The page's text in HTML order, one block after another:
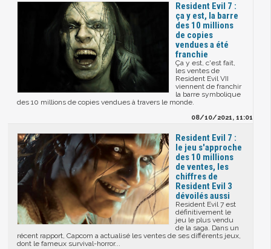
Resident Evil 7 :
ça y est, la barre
des 10 millions
de copies
vendues a été
franchie
Ça y est, c'est fait,
les ventes de
Resident Evil VII
viennent de franchir
la barre symbolique
des 10 millions de copies vendues à travers le monde.
08/10/2021, 11:01
Resident Evil 7 :
le jeu s'approche
des 10 millions
de ventes, les
chiffres de
Resident Evil 3
dévoilés aussi
Resident Evil 7 est
définitivement le
jeu le plus vendu
de la saga. Dans un
récent rapport, Capcom a actualisé les ventes de ses différents jeux,
dont le fameux survival-horror...